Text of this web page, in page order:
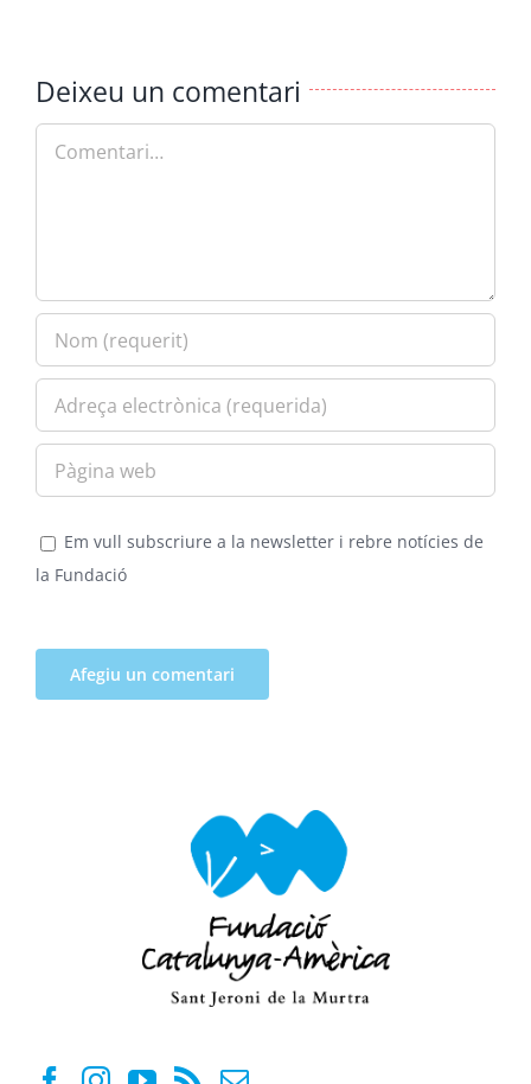
Deixeu un comentari
Em vull subscriure a la newsletter i rebre notícies de
la Fundació